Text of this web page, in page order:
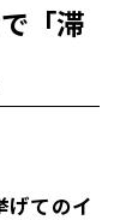
「滞
げてのイ